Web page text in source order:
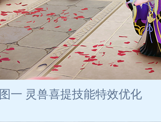
图一 灵兽喜提技能特效优化